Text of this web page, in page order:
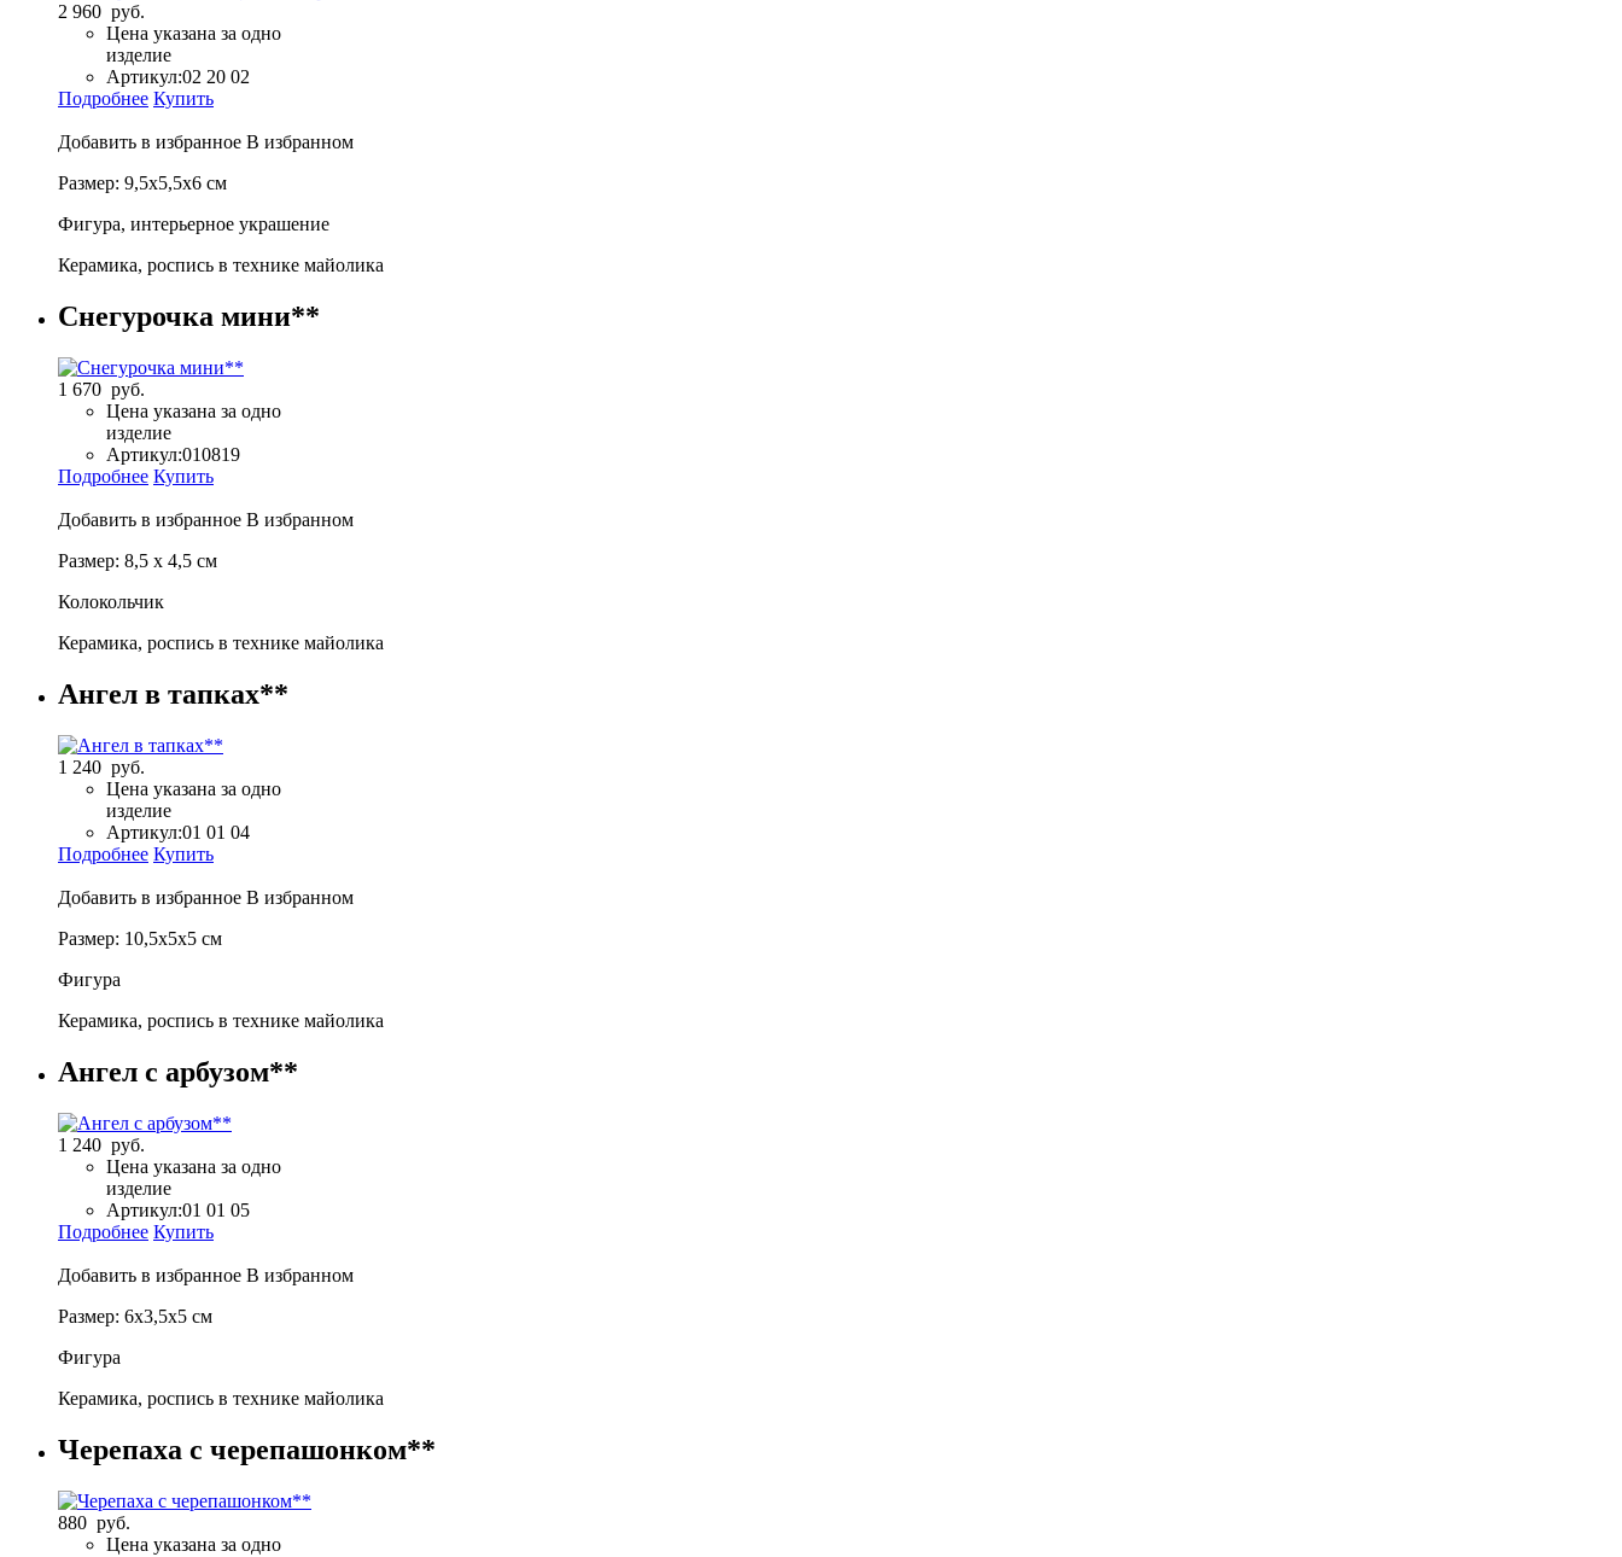
2 960 руб.
Цена указана за одно
изделие
Артикул:02 20 02
Подробнее Купить
Добавить в избранное В избранном
Размер: 9,5х5,5х6 см
Фигура, интерьерное украшение
Керамика, роспись в технике майолика
Снегурочка мини**
1 670 руб.
Цена указана за одно
изделие
Артикул:010819
Подробнее Купить
Добавить в избранное В избранном
Размер: 8,5 х 4,5 см
Колокольчик
Керамика, роспись в технике майолика
Ангел в тапках**
1 240 руб.
Цена указана за одно
изделие
Артикул:01 01 04
Подробнее Купить
Добавить в избранное В избранном
Размер: 10,5х5х5 см
Фигура
Керамика, роспись в технике майолика
Ангел с арбузом**
1 240 руб.
Цена указана за одно
изделие
Артикул:01 01 05
Подробнее Купить
Добавить в избранное В избранном
Размер: 6х3,5х5 см
Фигура
Керамика, роспись в технике майолика
Черепаха с черепашонком**
880 руб.
Цена указана за одно